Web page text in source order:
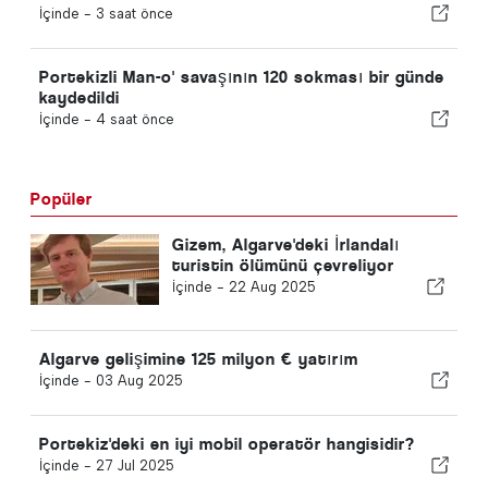
sağlıyor
İçinde - 3 saat önce
Portekizli Man-o' savaşının 120 sokması bir günde
kaydedildi
İçinde - 4 saat önce
Popüler
Gizem, Algarve'deki İrlandalı
turistin ölümünü çevreliyor
İçinde - 22 Aug 2025
Algarve gelişimine 125 milyon € yatırım
İçinde - 03 Aug 2025
Portekiz'deki en iyi mobil operatör hangisidir?
İçinde - 27 Jul 2025